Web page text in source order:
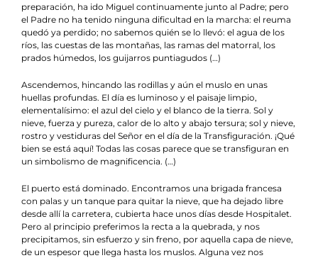
preparación, ha ido Miguel continuamente junto al Padre; pero
el Padre no ha tenido ninguna dificultad en la marcha: el reuma
quedó ya perdido; no sabemos quién se lo llevó: el agua de los
ríos, las cuestas de las montañas, las ramas del matorral, los
prados húmedos, los guijarros puntiagudos (…)
Ascendemos, hincando las rodillas y aún el muslo en unas
huellas profundas. El día es luminoso y el paisaje limpio,
elementalísimo: el azul del cielo y el blanco de la tierra. Sol y
nieve, fuerza y pureza, calor de lo alto y abajo tersura; sol y nieve,
rostro y vestiduras del Señor en el día de la Transfiguración. ¡Qué
bien se está aquí! Todas las cosas parece que se transfiguran en
un simbolismo de magnificencia. (…)
El puerto está dominado. Encontramos una brigada francesa
con palas y un tanque para quitar la nieve, que ha dejado libre
desde allí la carretera, cubierta hace unos días desde Hospitalet.
Pero al principio preferimos la recta a la quebrada, y nos
precipitamos, sin esfuerzo y sin freno, por aquella capa de nieve,
de un espesor que llega hasta los muslos. Alguna vez nos